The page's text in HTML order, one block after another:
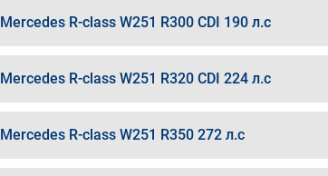
Mercedes R-class W251 R300 CDI 190 л.с
Mercedes R-class W251 R320 CDI 224 л.с
Mercedes R-class W251 R350 272 л.с